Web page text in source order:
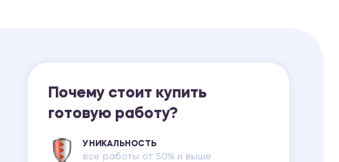
Почему стоит купить
готовую работу?
УНИКАЛЬНОСТЬ
все работы от 50% и выше